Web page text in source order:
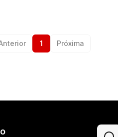
1 Próxima